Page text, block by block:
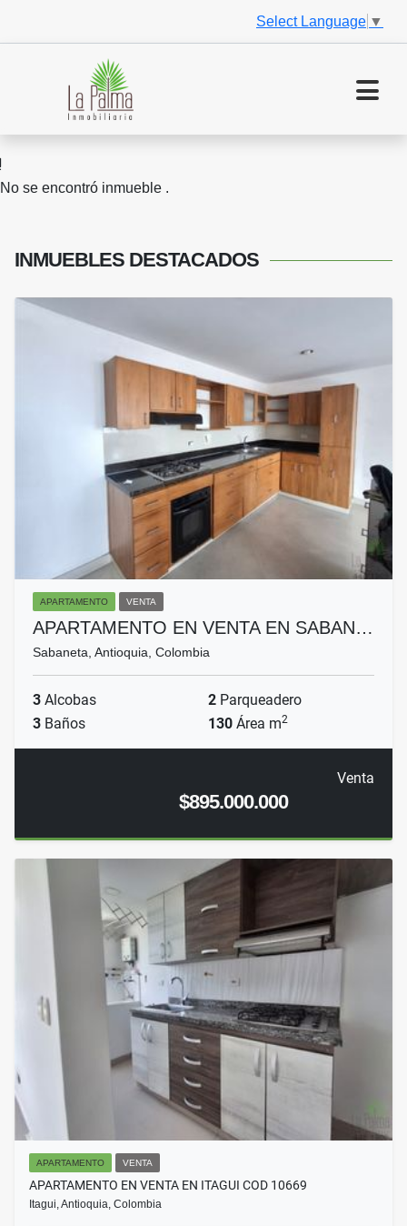
Select Language ▼
No se encontró inmueble .
INMUEBLES DESTACADOS
APARTAMENTO VENTA
APARTAMENTO EN VENTA EN SABAN…
Sabaneta, Antioquia, Colombia
3 Alcobas 2 Parqueadero
3 Baños 130 Área m2
Venta
$895.000.000
APARTAMENTO VENTA
APARTAMENTO EN VENTA EN ITAGUI COD 10669
Itagui, Antioquia, Colombia